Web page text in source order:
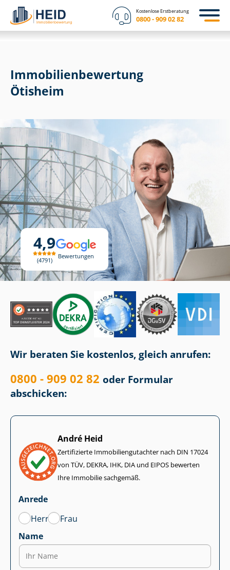
Kostenlose Erstberatung
0800 - 909 02 82
4,9
4791
Bewertungen
Immobilien­bewertung
Ötisheim
Wir beraten Sie kostenlos, gleich anrufen:
0800 - 909 02 82 oder Formular
abschicken:
André Heid
Zertifizierte Im­mo­bi­li­en­gut­ach­ter nach DIN 17024
von TÜV, DEKRA, IHK, DIA und EIPOS bewerten
Ihre Immobilie sachgemäß.
Anrede
Herr
Frau
Name